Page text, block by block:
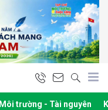
Môi trường - Tài nguyên